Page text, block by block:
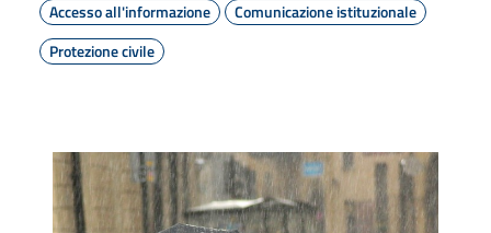
Accesso all'informazione
Comunicazione istituzionale
Protezione civile